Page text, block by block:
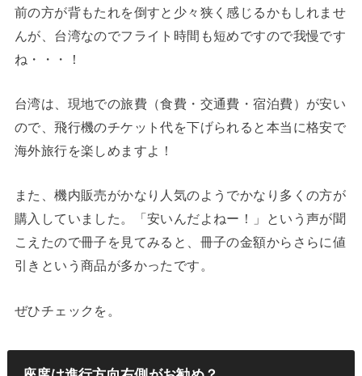
前の方が背もたれを倒すと少々狭く感じるかもしれませ
んが、台湾なのでフライト時間も短めですので我慢です
ね・・・！
台湾は、現地での旅費（食費・交通費・宿泊費）が安い
ので、飛行機のチケット代を下げられると本当に格安で
海外旅行を楽しめますよ！
また、機内販売がかなり人気のようでかなり多くの方が
購入していました。「安いんだよねー！」という声が聞
こえたので冊子を見てみると、冊子の金額からさらに値
引きという商品が多かったです。
ぜひチェックを。